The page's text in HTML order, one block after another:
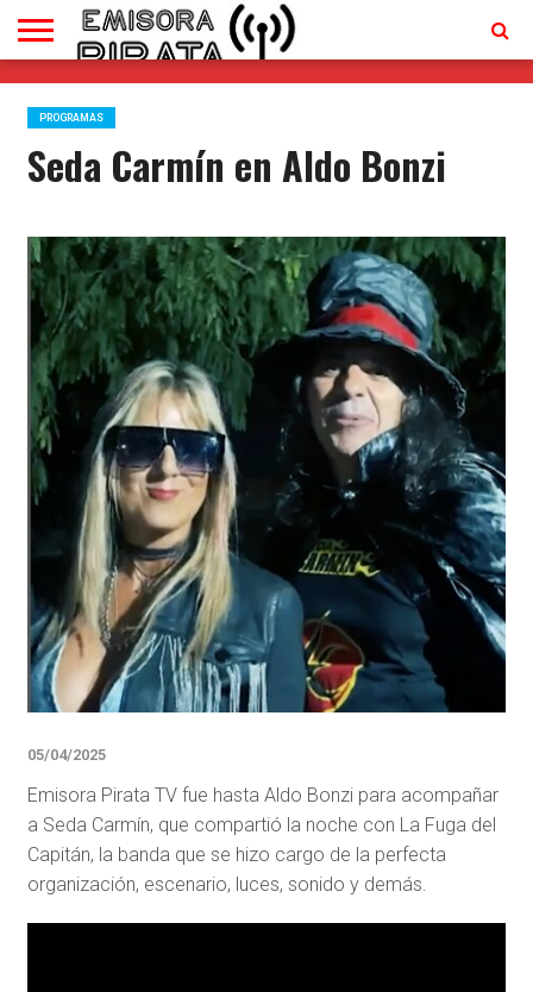
TV
EN
VIVO
CONTACTO
PROGRAMAS
Seda Carmín en Aldo Bonzi
05/04/2025
Emisora Pirata TV fue hasta Aldo Bonzi para acompañar
a Seda Carmín, que compartió la noche con La Fuga del
Capitán, la banda que se hizo cargo de la perfecta
organización, escenario, luces, sonido y demás.